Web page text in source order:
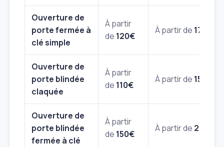
Ouverture de
porte fermée à
clé simple
À partir
de 120€
À partir de 170€
Ouverture de
porte blindée
claquée
À partir
de 110€
À partir de 150€
Ouverture de
porte blindée
fermée à clé
À partir
de 150€
À partir de 200€